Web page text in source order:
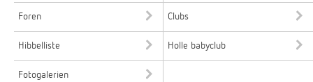
Foren Clubs
Hibbelliste Holle babyclub
Fotogalerien